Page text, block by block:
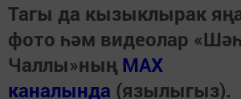
Тагы да кызыклырак
фото һәм видеолар
Чаллы»ның MAX
каналында (язылыгыз).